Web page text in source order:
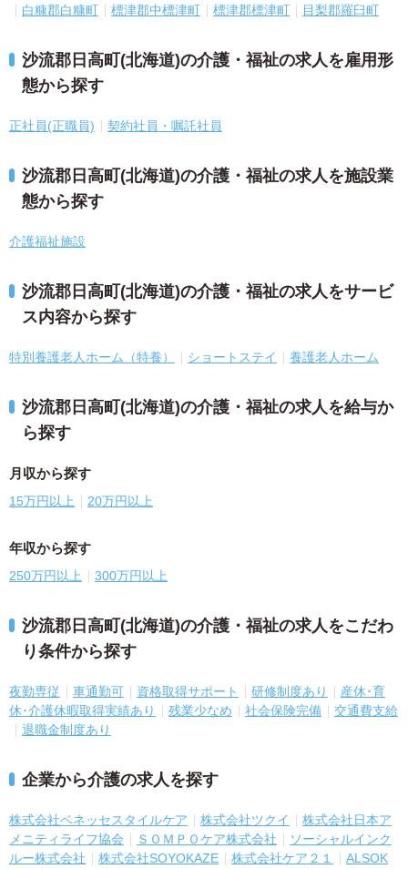
白糠郡白糠町
標津郡中標津町 標津郡標津町 目梨郡羅臼町
沙流郡日高町(北海道)の介護・福祉の求人を雇用形
態から探す
正社員(正職員) 契約社員・嘱託社員
沙流郡日高町(北海道)の介護・福祉の求人を施設業
態から探す
介護福祉施設
沙流郡日高町(北海道)の介護・福祉の求人をサービ
ス内容から探す
特別養護老人ホーム（特養） ショートステイ 養護老人ホーム
沙流郡日高町(北海道)の介護・福祉の求人を給与か
ら探す
月収から探す
15万円以上 20万円以上
年収から探す
250万円以上 300万円以上
沙流郡日高町(北海道)の介護・福祉の求人をこだわ
り条件から探す
夜勤専従 車通勤可 資格取得サポート 研修制度あり
産休･育
休･介護休暇取得実績あり
残業少なめ 社会保険完備
交通費支給
退職金制度あり
企業から介護の求人を探す
株式会社ベネッセスタイルケア 株式会社ツクイ
株式会社日本ア
メニティライフ協会
ＳＯＭＰＯケア株式会社
ソーシャルインク
ルー株式会社
株式会社SOYOKAZE 株式会社ケア２１
ALSOK